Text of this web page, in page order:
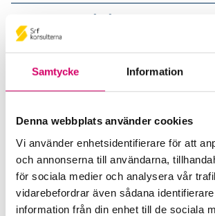
Samtycke Information
Denna webbplats använder cookies
Vi använder enhetsidentifierare för att
och annonserna till användarna,
för sociala medier och analysera vår
vidarebefordrar även sådana
information från din enhet till de sociala
Prenumerera på våra nyhetsbrev
Pressrum
Remisser
Samverkan med myndigheter och
Srf Fokusrapport 2024 – insikter för
företagande